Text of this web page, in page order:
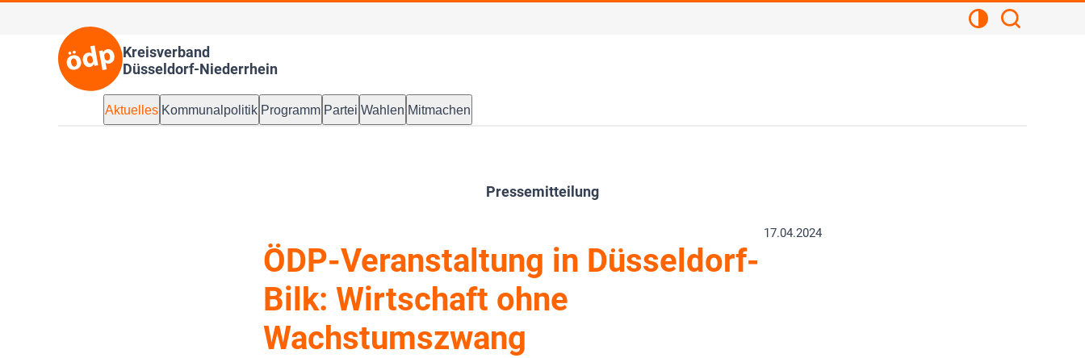
Kreisverband
Düsseldorf-Niederrhein
Kontrastansicht
Aktuelles Kommunalpolitik Programm Partei Wahlen Mitmachen
Pressemitteilung
17.04.2024
ÖDP-Veranstaltung in Düsseldorf-
Bilk: Wirtschaft ohne
Wachstumszwang